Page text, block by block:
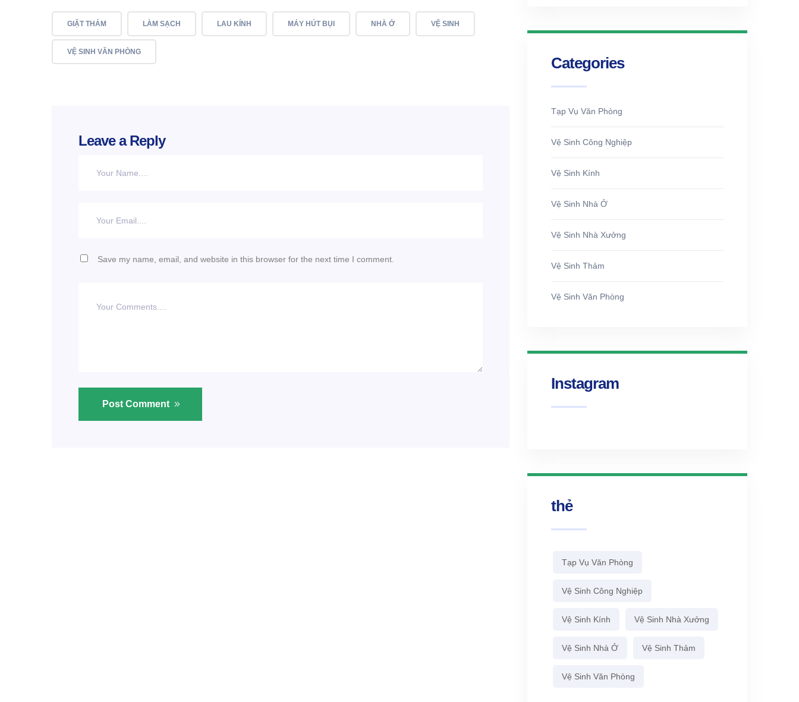
GIẶT THẢM LÀM SẠCH LAU KÍNH MÁY HÚT BỤI NHÀ Ở VỆ SINH
VỆ SINH VĂN PHÒNG
Leave a Reply
Save my name, email, and website in this browser for the next time I comment.
Post Comment
Categories
Tạp Vụ Văn Phòng
Vệ Sinh Công Nghiệp
Vệ Sinh Kính
Vệ Sinh Nhà Ở
Vệ Sinh Nhà Xưởng
Vệ Sinh Thảm
Vệ Sinh Văn Phòng
Instagram
thẻ
Tạp Vụ Văn Phòng
Vệ Sinh Công Nghiệp
Vệ Sinh Kính Vệ Sinh Nhà Xưởng
Vệ Sinh Nhà Ở Vệ Sinh Thảm
Vệ Sinh Văn Phòng